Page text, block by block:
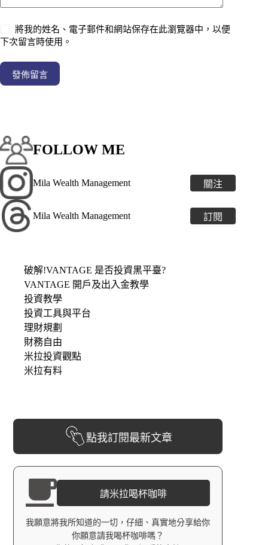
將我的姓名、電子郵件和網站保存在此瀏覽器中，以便
下次留言時使用。
發佈留言
FOLLOW ME
Mila Wealth Management 關注
Mila Wealth Management 訂閱
破解!VANTAGE 是否投資黑平臺?
VANTAGE 開戶及出入金教學
投資教學
投資工具與平台
理財規劃
財務自由
米拉投資觀點
米拉有料
點我訂閱最新文章
請米拉喝杯咖啡
我願意將我所知道的一切，仔細、真實地分享給你
你願意請我喝杯咖啡嗎？